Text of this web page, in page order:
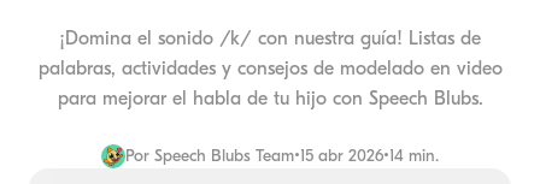
¡Domina el sonido /k/ con nuestra guía! Listas de
palabras, actividades y consejos de modelado en video
para mejorar el habla de tu hijo con Speech Blubs.
Por Speech Blubs Team•15 abr 2026•14 min.